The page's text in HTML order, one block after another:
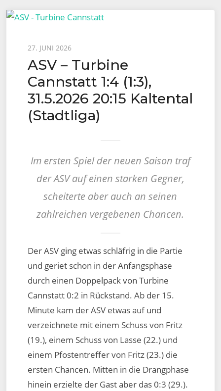
Posted
on
27. JUNI 2026
ASV – Turbine
Cannstatt 1:4 (1:3),
31.5.2026 20:15 Kaltental
(Stadtliga)
Im ersten Spiel der neuen Saison traf
der ASV auf einen starken Gegner,
scheiterte aber auch an seinen
zahlreichen vergebenen Chancen.
Der ASV ging etwas schläfrig in die Partie
und geriet schon in der Anfangsphase
durch einen Doppelpack von Turbine
Cannstatt 0:2 in Rückstand. Ab der 15.
Minute kam der ASV etwas auf und
verzeichnete mit einem Schuss von Fritz
(19.), einem Schuss von Lasse (22.) und
einem Pfostentreffer von Fritz (23.) die
ersten Chancen. Mitten in die Drangphase
hinein erzielte der Gast aber das 0:3 (29.).